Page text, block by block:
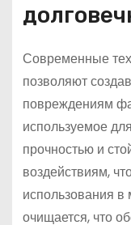
Современные
позволяют
повреждениям
используемое
прочностью и
воздействиям,
использования в
очищается, что